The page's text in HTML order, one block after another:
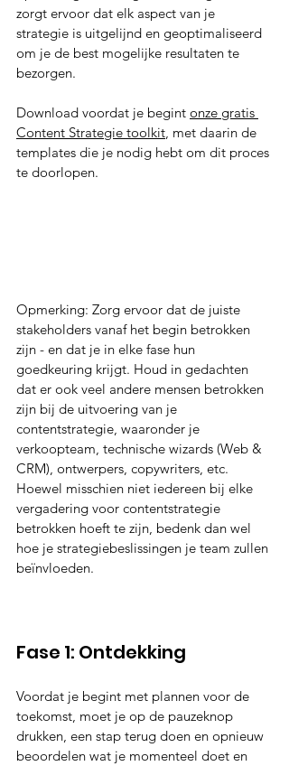
zorgt ervoor dat elk aspect van je
strategie is uitgelijnd en geoptimaliseerd
om je de best mogelijke resultaten te
bezorgen.
Download voordat je begint onze gratis
Content Strategie toolkit, met daarin de
templates die je nodig hebt om dit proces
te doorlopen.
Opmerking: Zorg ervoor dat de juiste
stakeholders vanaf het begin betrokken
zijn - en dat je in elke fase hun
goedkeuring krijgt. Houd in gedachten
dat er ook veel andere mensen betrokken
zijn bij de uitvoering van je
contentstrategie, waaronder je
verkoopteam, technische wizards (Web &
CRM), ontwerpers, copywriters, etc.
Hoewel misschien niet iedereen bij elke
vergadering voor contentstrategie
betrokken hoeft te zijn, bedenk dan wel
hoe je strategiebeslissingen je team zullen
beïnvloeden.
Fase 1: Ontdekking
Voordat je begint met plannen voor de
toekomst, moet je op de pauzeknop
drukken, een stap terug doen en opnieuw
beoordelen wat je momenteel doet en